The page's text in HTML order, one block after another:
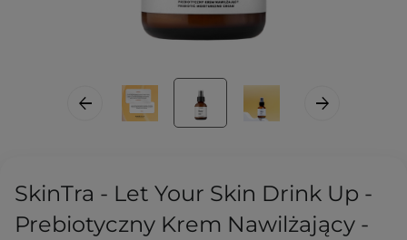
SkinTra - Let Your Skin Drink Up -
Prebiotyczny Krem Nawilżający -